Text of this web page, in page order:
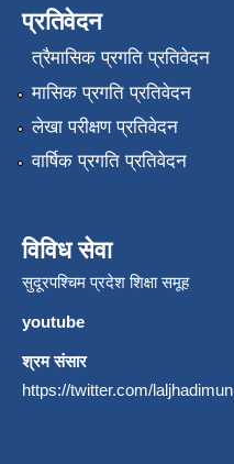
प्रतिवेदन
त्रैमासिक प्रगति प्रतिवेदन
मासिक प्रगति प्रतिवेदन
लेखा परीक्षण प्रतिवेदन
वार्षिक प्रगति प्रतिवेदन
विविध सेवा
सुदूरपश्चिम प्रदेश शिक्षा समूह
youtube
श्रम संसार
https://twitter.com/laljhadimun